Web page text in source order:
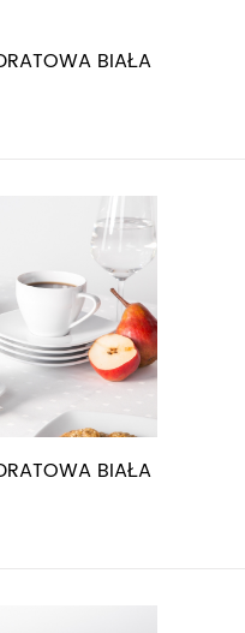
BIAŁA
BIAŁA